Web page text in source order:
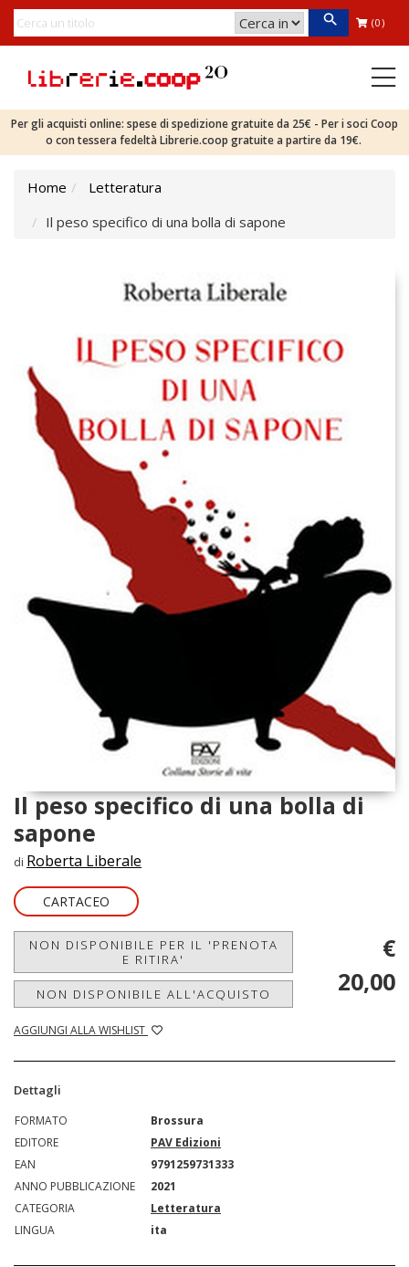
(0)
Per gli acquisti online: spese di spedizione gratuite da 25€ - Per i soci Coop
o con tessera fedeltà Librerie.coop gratuite a partire da 19€.
Home
Letteratura
Il peso specifico di una bolla di sapone
Il peso specifico di una bolla di
sapone
di Roberta Liberale
CARTACEO
NON DISPONIBILE PER IL 'PRENOTA
E RITIRA'
NON DISPONIBILE ALL'ACQUISTO
AGGIUNGI ALLA WISHLIST
€
20,00
Dettagli
FORMATO
Brossura
EDITORE
PAV Edizioni
EAN
9791259731333
ANNO PUBBLICAZIONE
2021
CATEGORIA
Letteratura
LINGUA
ita